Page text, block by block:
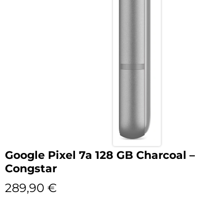
Google Pixel 7a 128 GB Charcoal –
Congstar
289,90 €